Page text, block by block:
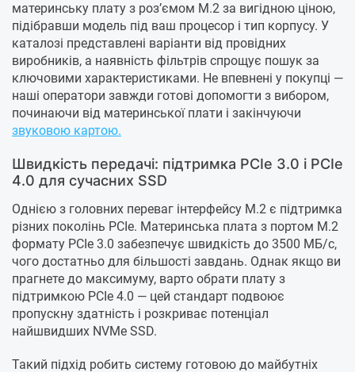
материнську плату з роз’ємом M.2 за вигідною ціною,
підібравши модель під ваш процесор і тип корпусу. У
каталозі представлені варіанти від провідних
виробників, а наявність фільтрів спрощує пошук за
ключовими характеристиками. Не впевнені у покупці —
наші оператори завжди готові допомогти з вибором,
починаючи від материнської плати і закінчуючи
звуковою картою.
Швидкість передачі: підтримка PCIe 3.0 і PCIe
4.0 для сучасних SSD
Однією з головних переваг інтерфейсу M.2 є підтримка
різних поколінь PCIe. Материнська плата з портом M.2
формату PCIe 3.0 забезпечує швидкість до 3500 МБ/с,
чого достатньо для більшості завдань. Однак якщо ви
прагнете до максимуму, варто обрати плату з
підтримкою PCIe 4.0 — цей стандарт подвоює
пропускну здатність і розкриває потенціал
найшвидших NVMe SSD.
Такий підхід робить систему готовою до майбутніх